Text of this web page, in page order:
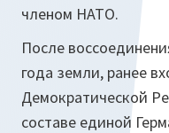
членом НАТО.
После
года земли, ранее
Демократической
составе единой